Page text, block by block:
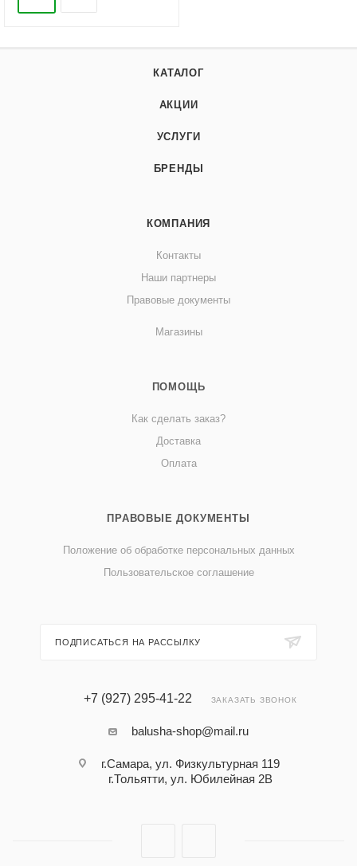
КАТАЛОГ
АКЦИИ
УСЛУГИ
БРЕНДЫ
КОМПАНИЯ
Контакты
Наши партнеры
Правовые документы
Магазины
ПОМОЩЬ
Как сделать заказ?
Доставка
Оплата
ПРАВОВЫЕ ДОКУМЕНТЫ
Положение об обработке персональных данных
Пользовательское соглашение
ПОДПИСАТЬСЯ НА РАССЫЛКУ
+7 (927) 295-41-22 ЗАКАЗАТЬ ЗВОНОК
balusha-shop@mail.ru
г.Самара, ул. Физкультурная 119
г.Тольятти, ул. Юбилейная 2В